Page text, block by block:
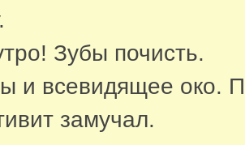
Зубы почисть.
и всевидящее око.
замучал.